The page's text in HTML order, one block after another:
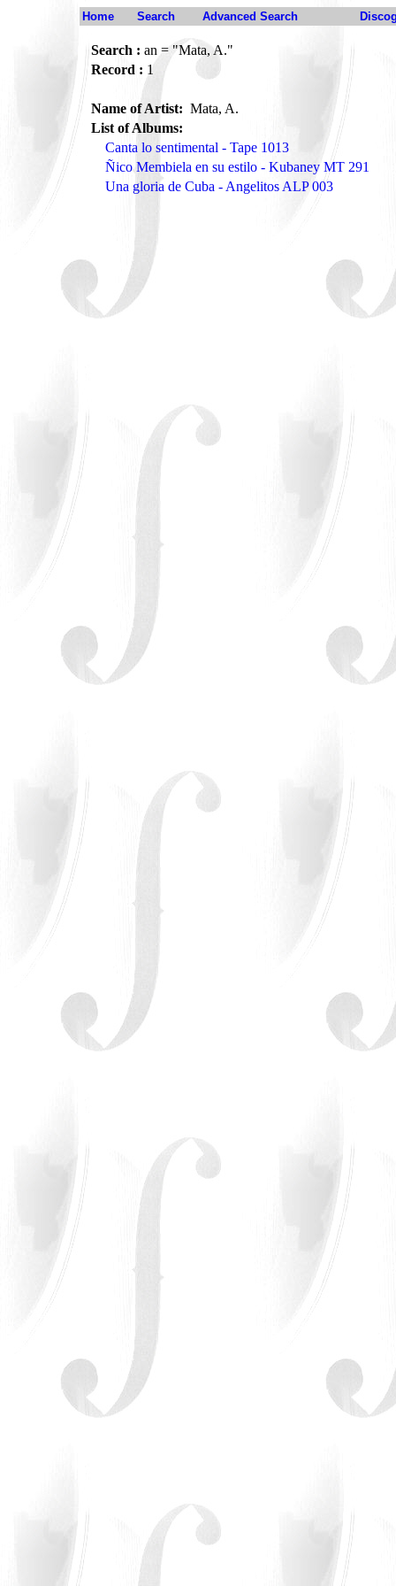
Home Search Advanced Search
Search : an = "Mata, A."
Record : 1
Name of Artist: Mata, A.
List of Albums:
Canta lo sentimental - Tape 1013
Ñico Membiela en su estilo - Kubaney MT 291
Una gloria de Cuba - Angelitos ALP 003